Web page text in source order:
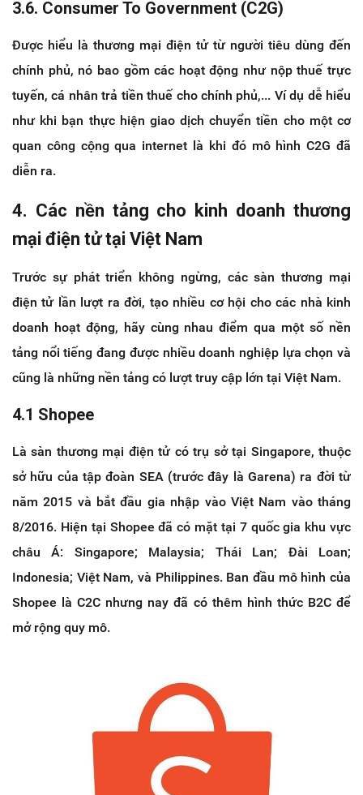
3.6. Consumer To Government (C2G)
Được hiểu là thương mại điện tử từ người tiêu dùng đến
chính phủ, nó bao gồm các hoạt động như nộp thuế trực
tuyến, cá nhân trả tiền thuế cho chính phủ,... Ví dụ dễ hiểu
như khi bạn thực hiện giao dịch chuyển tiền cho một cơ
quan công cộng qua internet là khi đó mô hình C2G đã
diễn ra.
4. Các nền tảng cho kinh doanh thương
mại điện tử tại Việt Nam
Trước sự phát triển không ngừng, các sàn thương mại
điện tử lần lượt ra đời, tạo nhiều cơ hội cho các nhà kinh
doanh hoạt động, hãy cùng nhau điểm qua một số nền
tảng nổi tiếng đang được nhiều doanh nghiệp lựa chọn và
cũng là những nền tảng có lượt truy cập lớn tại Việt Nam.
4.1 Shopee
Là sàn thương mại điện tử có trụ sở tại Singapore, thuộc
sở hữu của tập đoàn SEA (trước đây là Garena) ra đời từ
năm 2015 và bắt đầu gia nhập vào Việt Nam vào tháng
8/2016. Hiện tại Shopee đã có mặt tại 7 quốc gia khu vực
châu Á: Singapore; Malaysia; Thái Lan; Đài Loan;
Indonesia; Việt Nam, và Philippines. Ban đầu mô hình của
Shopee là C2C nhưng nay đã có thêm hình thức B2C để
mở rộng quy mô.